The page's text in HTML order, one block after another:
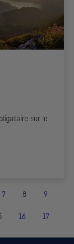
sur le
7 8 9
16 17